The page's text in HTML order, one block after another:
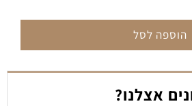
הוספה לסל
אצלנו?